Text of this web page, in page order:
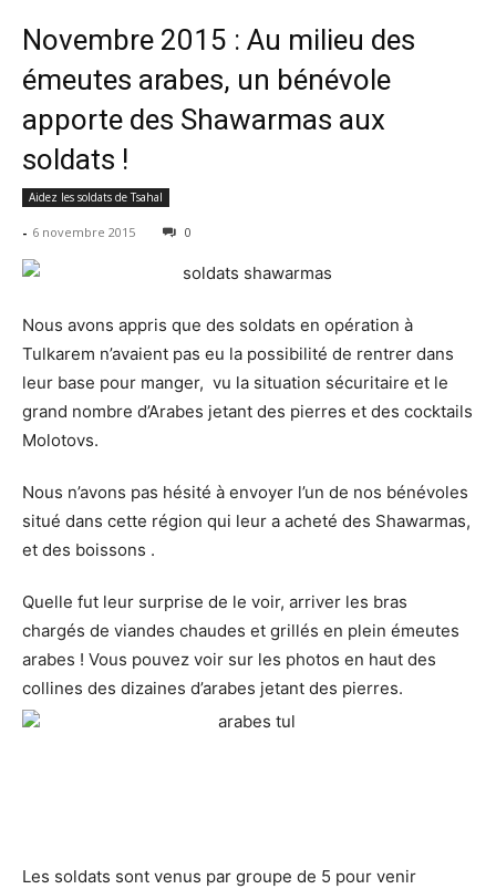
Novembre 2015 : Au milieu des
émeutes arabes, un bénévole
apporte des Shawarmas aux
soldats !
Aidez les soldats de Tsahal
- 6 novembre 2015 0
Nous avons appris que des soldats en opération à
Tulkarem n’avaient pas eu la possibilité de rentrer dans
leur base pour manger, vu la situation sécuritaire et le
grand nombre d’Arabes jetant des pierres et des cocktails
Molotovs.
Nous n’avons pas hésité à envoyer l’un de nos bénévoles
situé dans cette région qui leur a acheté des Shawarmas,
et des boissons .
Quelle fut leur surprise de le voir, arriver les bras
chargés de viandes chaudes et grillés en plein émeutes
arabes ! Vous pouvez voir sur les photos en haut des
collines des dizaines d’arabes jetant des pierres.
Les soldats sont venus par groupe de 5 pour venir